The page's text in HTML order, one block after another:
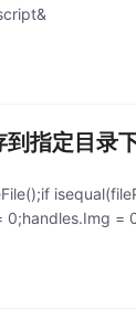
到指定目录
=